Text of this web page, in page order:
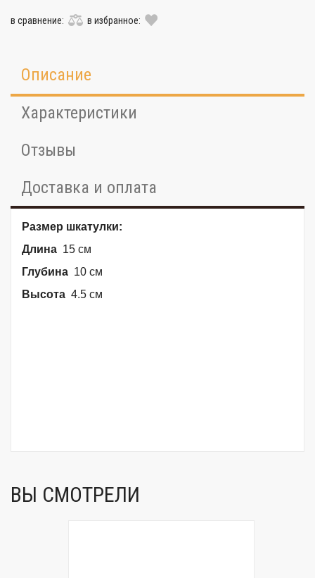
в сравнение: в избранное:
Описание
Характеристики
Отзывы
Доставка и оплата
Размер шкатулки:
Длина 15 см
Глубина 10 см
Высота 4.5 см
ВЫ СМОТРЕЛИ